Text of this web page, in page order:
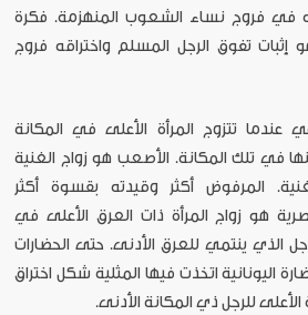
في فروج نساء الشعوب المنهزمة. فكرة
إثبات تفوق الرجل المسلم واختراقه فروج
عندما تتزوج المرأة الأعلى في المكانة
في تلك المكانة. الأصعب هو زواج الغنية
المرفوض أكثر وقيدته بقسوة أكثر
هو زواج المرأة ذات العرق الأعلى في
الذي ينتمي للعرق الأدنى. حتى الحضارات
اليونانية اتخذت فيها المثلية شكل اختراق
للرجل ذي المكانة الأدنى.